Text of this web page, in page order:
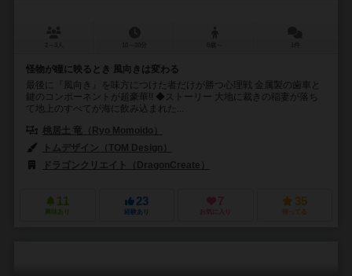
怪物が瞳に映るとき 風向きは変わる
最後に『風向き』を味方につけた者だけが勝つ心理戦 金属製の歯車と
鍵のコンポーネントが超豪華!! ◆ストーリー 大地に裁きの稲妻が落ち
て地上のすべてが海に飲み込まれた...
桃居土 竜（Ryo Momoido）
トムデザイン（TOM Design）
ドラゴンクリエイト（DragonCreate）
11
興味あり
23
経験あり
7
お気に入り
35
持ってる